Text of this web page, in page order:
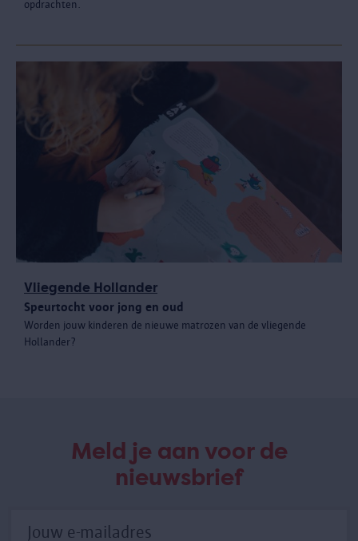
opdrachten.
Vliegende Hollander
Speurtocht voor jong en oud
Worden jouw kinderen de nieuwe matrozen van de vliegende
Hollander?
Meld je aan voor de
nieuwsbrief